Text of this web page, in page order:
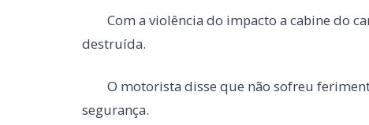
A dinâmica do acidente não foi totalmente